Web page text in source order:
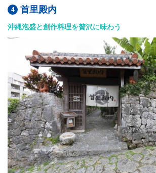
首里殿内
沖縄泡盛と創作料理を贅沢に味わう